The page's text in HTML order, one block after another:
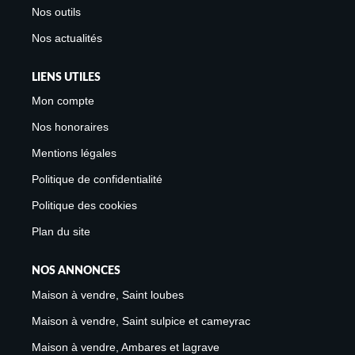
Nos outils
Nos actualités
LIENS UTILES
Mon compte
Nos honoraires
Mentions légales
Politique de confidentialité
Politique des cookies
Plan du site
NOS ANNONCES
Maison à vendre, Saint loubes
Maison à vendre, Saint sulpice et cameyrac
Maison à vendre, Ambares et lagrave